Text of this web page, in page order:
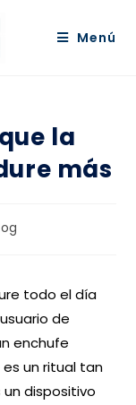
Menú
la
más
todo el día
de
enchufe
un ritual tan
dispositivo